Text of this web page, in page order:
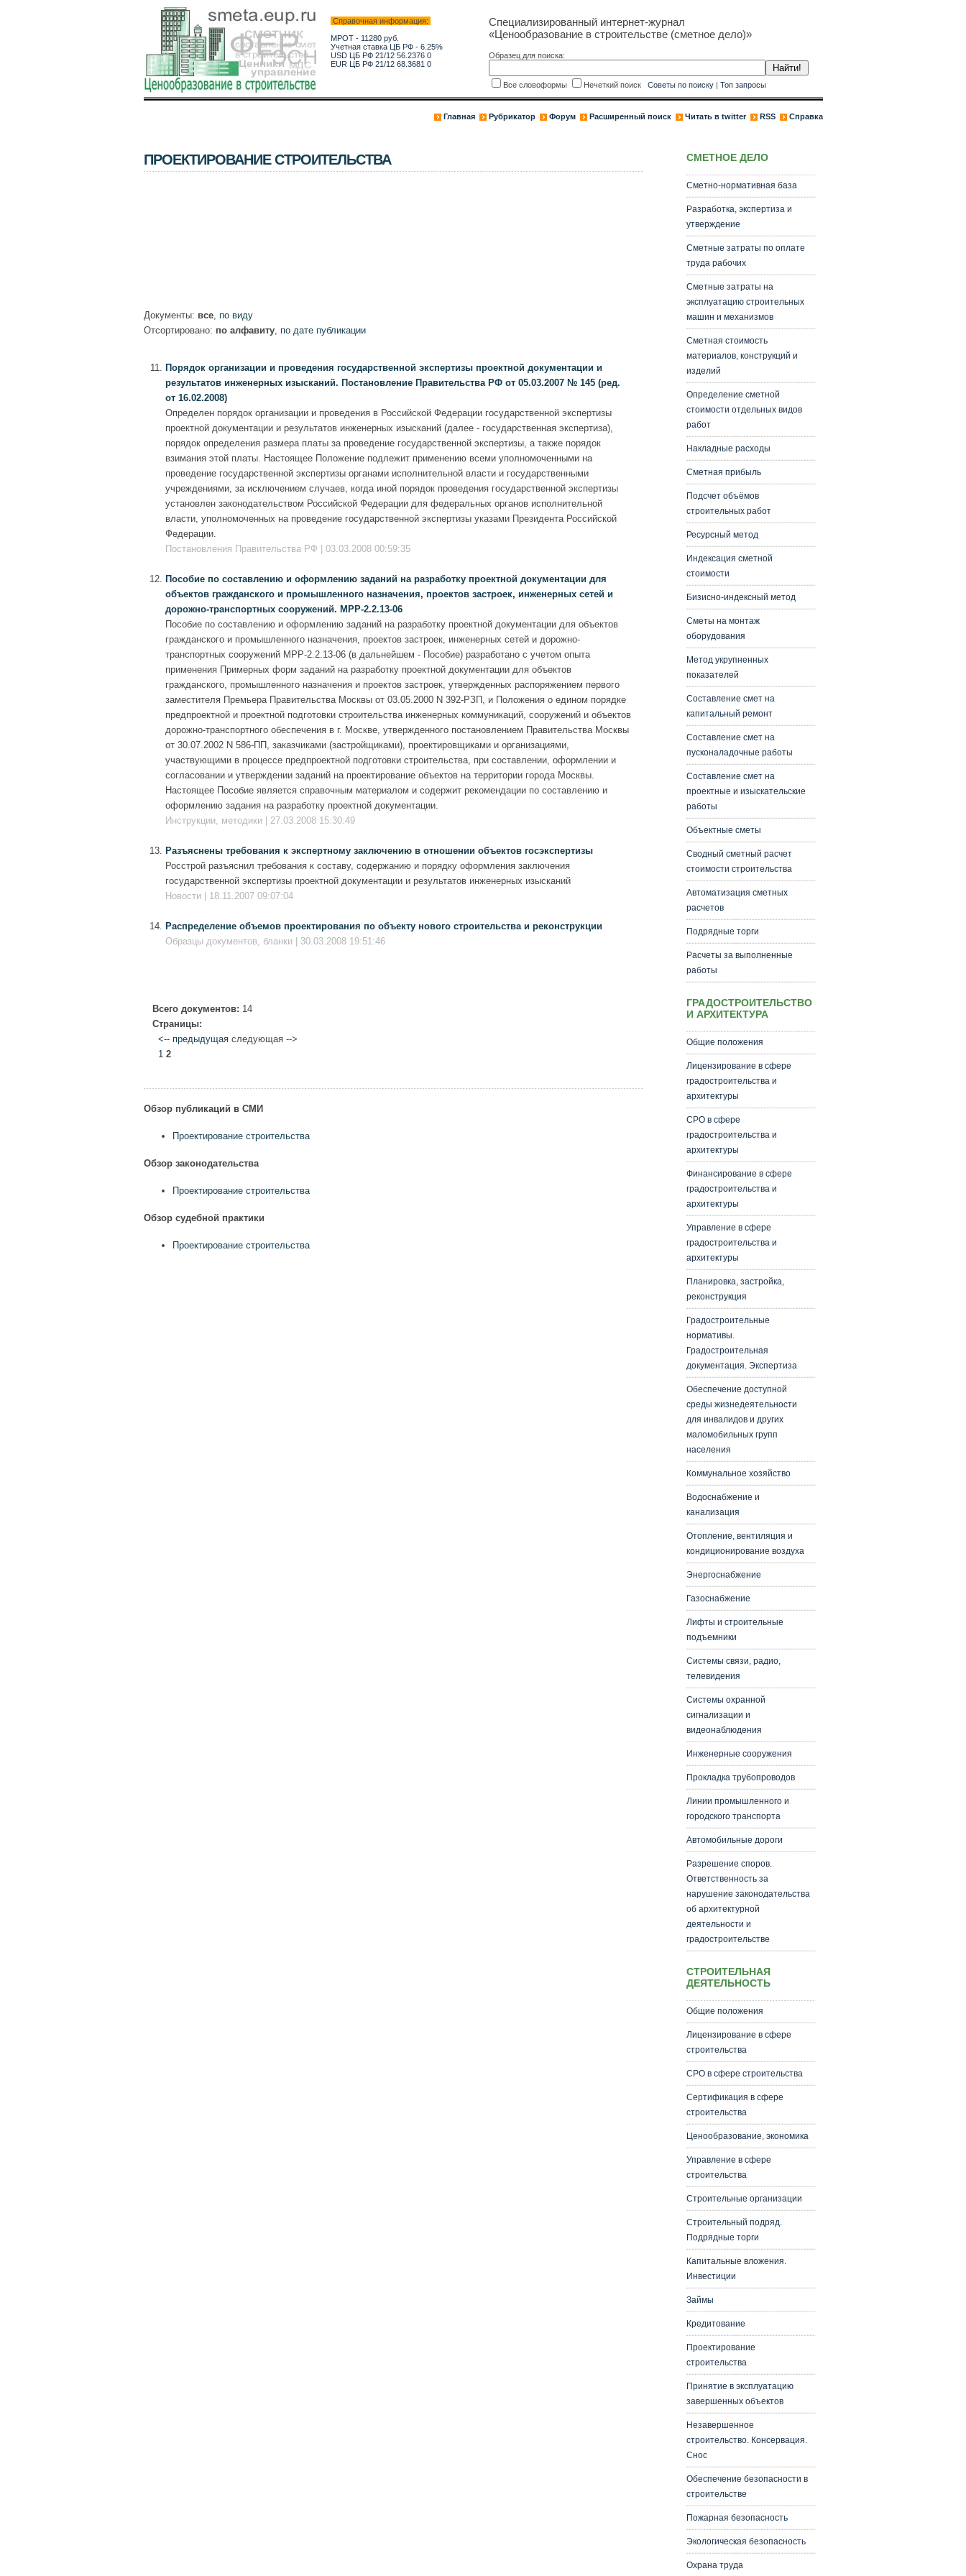
Справочная информация:
МРОТ - 11280 руб.
Учетная ставка ЦБ РФ - 6.25%
USD ЦБ РФ 21/12 56.2376 0
EUR ЦБ РФ 21/12 68.3681 0
Специализированный интернет-журнал
«Ценообразование в строительстве (сметное дело)»
Образец для поиска:
Все словоформы Нечеткий поиск Советы по поиску| Топ запросы
Главная Рубрикатор Форум Расширенный поиск Читать в twitter RSS Справка
ПРОЕКТИРОВАНИЕ СТРОИТЕЛЬСТВА
Документы: все, по виду
Отсортировано: по алфавиту, по дате публикации
Порядок организации и проведения государственной экспертизы проектной документации и
результатов инженерных изысканий. Постановление Правительства РФ от 05.03.2007 № 145 (ред.
от 16.02.2008)
Определен порядок организации и проведения в Российской Федерации государственной экспертизы
проектной документации и результатов инженерных изысканий (далее - государственная экспертиза),
порядок определения размера платы за проведение государственной экспертизы, а также порядок
взимания этой платы. Настоящее Положение подлежит применению всеми уполномоченными на
проведение государственной экспертизы органами исполнительной власти и государственными
учреждениями, за исключением случаев, когда иной порядок проведения государственной экспертизы
установлен законодательством Российской Федерации для федеральных органов исполнительной
власти, уполномоченных на проведение государственной экспертизы указами Президента Российской
Федерации.
Постановления Правительства РФ | 03.03.2008 00:59:35
Пособие по составлению и оформлению заданий на разработку проектной документации для
объектов гражданского и промышленного назначения, проектов застроек, инженерных сетей и
дорожно-транспортных сооружений. МРР-2.2.13-06
Пособие по составлению и оформлению заданий на разработку проектной документации для объектов
гражданского и промышленного назначения, проектов застроек, инженерных сетей и дорожно-
транспортных сооружений МРР-2.2.13-06 (в дальнейшем - Пособие) разработано с учетом опыта
применения Примерных форм заданий на разработку проектной документации для объектов
гражданского, промышленного назначения и проектов застроек, утвержденных распоряжением первого
заместителя Премьера Правительства Москвы от 03.05.2000 N 392-РЗП, и Положения о едином порядке
предпроектной и проектной подготовки строительства инженерных коммуникаций, сооружений и объектов
дорожно-транспортного обеспечения в г. Москве, утвержденного постановлением Правительства Москвы
от 30.07.2002 N 586-ПП, заказчиками (застройщиками), проектировщиками и организациями,
участвующими в процессе предпроектной подготовки строительства, при составлении, оформлении и
согласовании и утверждении заданий на проектирование объектов на территории города Москвы.
Настоящее Пособие является справочным материалом и содержит рекомендации по составлению и
оформлению задания на разработку проектной документации.
Инструкции, методики | 27.03.2008 15:30:49
Разъяснены требования к экспертному заключению в отношении объектов госэкспертизы
Росстрой разъяснил требования к составу, содержанию и порядку оформления заключения
государственной экспертизы проектной документации и результатов инженерных изысканий
Новости | 18.11.2007 09:07:04
Распределение объемов проектирования по объекту нового строительства и реконструкции
Образцы документов, бланки | 30.03.2008 19:51:46
Всего документов: 14
Страницы:
<-- предыдущаяследующая -->
1 2
Обзор публикаций в СМИ
Проектирование строительства
Обзор законодательства
Проектирование строительства
Обзор судебной практики
Проектирование строительства
СМЕТНОЕ ДЕЛО
Сметно-нормативная база
Разработка, экспертиза и
утверждение
Сметные затраты по оплате
труда рабочих
Сметные затраты на
эксплуатацию строительных
машин и механизмов
Сметная стоимость
материалов, конструкций и
изделий
Определение сметной
стоимости отдельных видов
работ
Накладные расходы
Сметная прибыль
Подсчет объёмов
строительных работ
Ресурсный метод
Индексация сметной
стоимости
Бизисно-индексный метод
Сметы на монтаж
оборудования
Метод укрупненных
показателей
Составление смет на
капитальный ремонт
Составление смет на
пусконаладочные работы
Составление смет на
проектные и изыскательские
работы
Объектные сметы
Сводный сметный расчет
стоимости строительства
Автоматизация сметных
расчетов
Подрядные торги
Расчеты за выполненные
работы
ГРАДОСТРОИТЕЛЬСТВО
И АРХИТЕКТУРА
Общие положения
Лицензирование в сфере
градостроительства и
архитектуры
СРО в сфере
градостроительства и
архитектуры
Финансирование в сфере
градостроительства и
архитектуры
Управление в сфере
градостроительства и
архитектуры
Планировка, застройка,
реконструкция
Градостроительные
нормативы.
Градостроительная
документация. Экспертиза
Обеспечение доступной
среды жизнедеятельности
для инвалидов и других
маломобильных групп
населения
Коммунальное хозяйство
Водоснабжение и
канализация
Отопление, вентиляция и
кондиционирование воздуха
Энергоснабжение
Газоснабжение
Лифты и строительные
подъемники
Системы связи, радио,
телевидения
Системы охранной
сигнализации и
видеонаблюдения
Инженерные сооружения
Прокладка трубопроводов
Линии промышленного и
городского транспорта
Автомобильные дороги
Разрешение споров.
Ответственность за
нарушение законодательства
об архитектурной
деятельности и
градостроительстве
СТРОИТЕЛЬНАЯ
ДЕЯТЕЛЬНОСТЬ
Общие положения
Лицензирование в сфере
строительства
СРО в сфере строительства
Сертификация в сфере
строительства
Ценообразование, экономика
Управление в сфере
строительства
Строительные организации
Строительный подряд.
Подрядные торги
Капитальные вложения.
Инвестиции
Займы
Кредитование
Проектирование
строительства
Принятие в эксплуатацию
завершенных объектов
Незавершенное
строительство. Консервация.
Снос
Обеспечение безопасности в
строительстве
Пожарная безопасность
Экологическая безопасность
Охрана труда